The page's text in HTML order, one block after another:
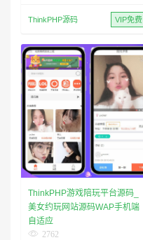
ThinkPHP源码 VIP免费
ThinkPHP游戏陪玩平台源码_
美女约玩网站源码WAP手机端
自适应
2762